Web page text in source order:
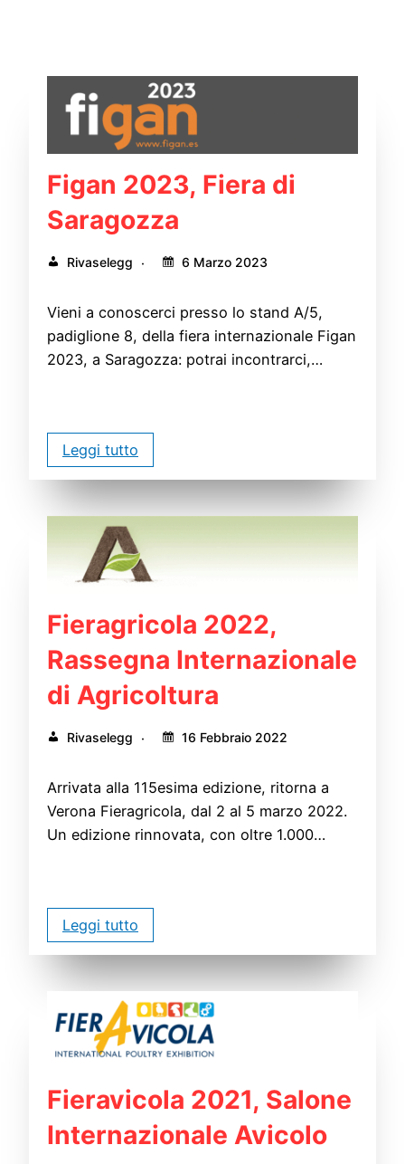
Figan 2023, Fiera di
Saragozza
Rivaselegg 6 Marzo 2023
Vieni a conoscerci presso lo stand A/5,
padiglione 8, della fiera internazionale Figan
2023, a Saragozza: potrai incontrarci,…
Leggi tutto
Fieragricola 2022,
Rassegna Internazionale
di Agricoltura
Rivaselegg 16 Febbraio 2022
Arrivata alla 115esima edizione, ritorna a
Verona Fieragricola, dal 2 al 5 marzo 2022.
Un edizione rinnovata, con oltre 1.000…
Leggi tutto
Fieravicola 2021, Salone
Internazionale Avicolo